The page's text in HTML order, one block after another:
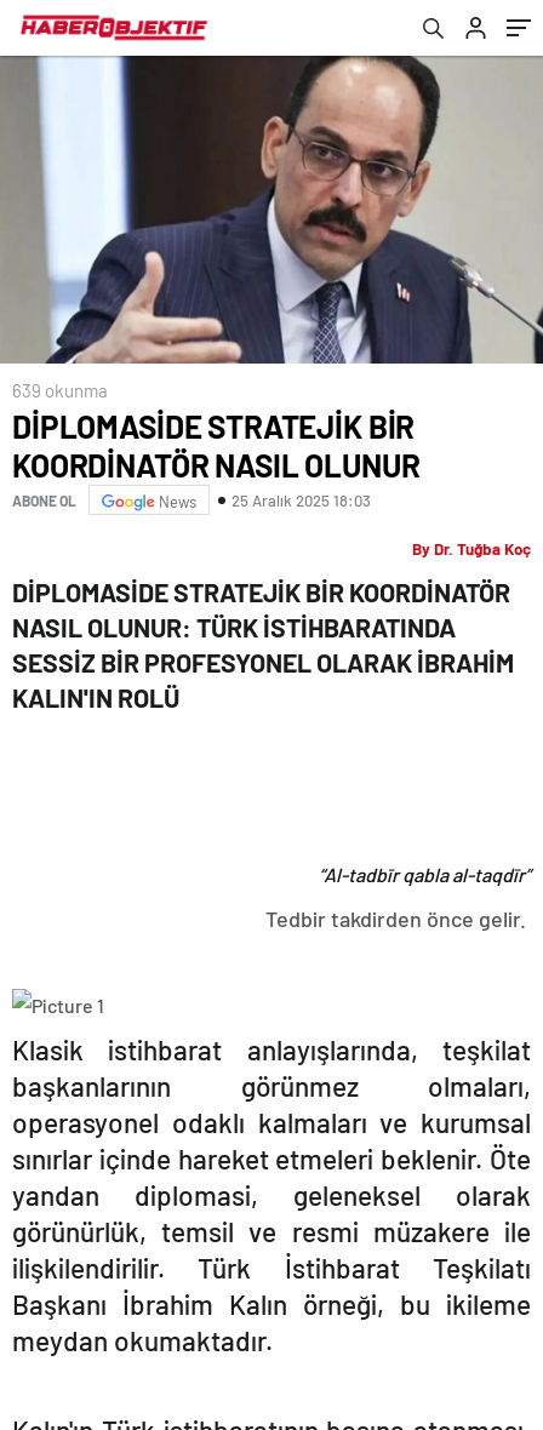
639 okunma
DİPLOMASİDE STRATEJİK BİR
KOORDİNATÖR NASIL OLUNUR
ABONE OL News 25 Aralık 2025 18:03
By Dr. Tuğba Koç
DİPLOMASİDE STRATEJİK BİR KOORDİNATÖR
NASIL OLUNUR: TÜRK İSTİHBARATINDA
SESSİZ BİR PROFESYONEL OLARAK İBRAHİM
KALIN'IN ROLÜ
“Al-tadbīr qabla al-taqdīr”
Tedbir takdirden önce gelir.
Klasik istihbarat anlayışlarında, teşkilat
başkanlarının görünmez olmaları,
operasyonel odaklı kalmaları ve kurumsal
sınırlar içinde hareket etmeleri beklenir. Öte
yandan diplomasi, geleneksel olarak
görünürlük, temsil ve resmi müzakere ile
ilişkilendirilir. Türk İstihbarat Teşkilatı
Başkanı İbrahim Kalın örneği, bu ikileme
meydan okumaktadır.